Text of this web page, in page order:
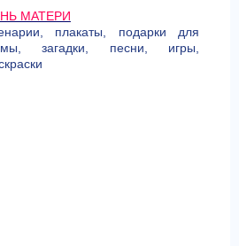
МАТЕРИ
плакаты, подарки для
загадки, песни, игры,